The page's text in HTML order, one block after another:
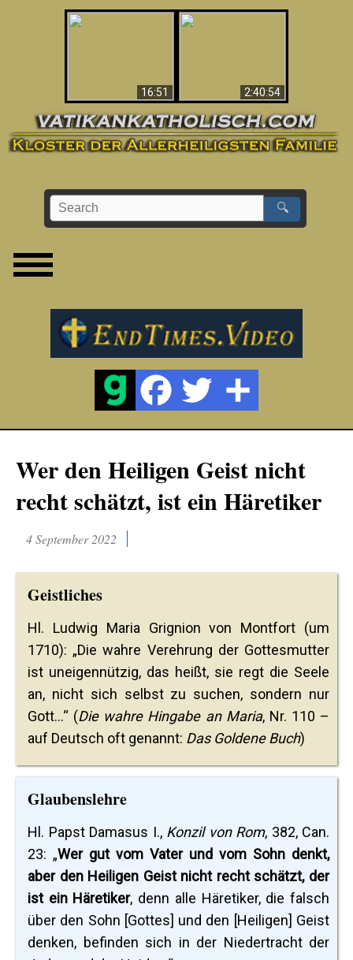
16:51
2:40:54
🔍
Wer den Heiligen Geist nicht
recht schätzt, ist ein Häretiker
4 September 2022
Geistliches
Hl. Ludwig Maria Grignion von Montfort (um
1710): „Die wahre Verehrung der Gottesmutter
ist uneigennützig, das heißt, sie regt die Seele
an, nicht sich selbst zu suchen, sondern nur
Gott...“ (Die wahre Hingabe an Maria, Nr. 110 –
auf Deutsch oft genannt: Das Goldene Buch)
Glaubenslehre
Hl. Papst Damasus I., Konzil von Rom, 382, Can.
23: „Wer gut vom Vater und vom Sohn denkt,
aber den Heiligen Geist nicht recht schätzt, der
ist ein Häretiker, denn alle Häretiker, die falsch
über den Sohn [Gottes] und den [Heiligen] Geist
denken, befinden sich in der Niedertracht der